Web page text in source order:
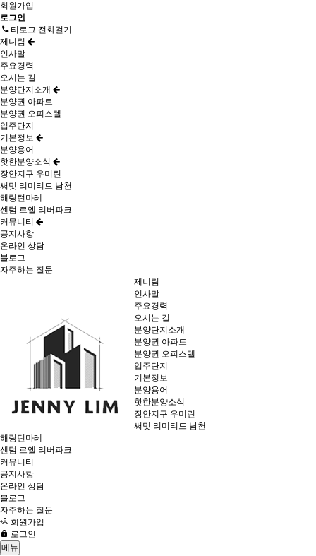
회원가입
로그인
티로그 전화걸기
제니림
인사말
주요경력
오시는 길
분양단지소개
분양권 아파트
분양권 오피스텔
입주단지
기본정보
분양용어
핫한분양소식
장안지구 우미린
써밋 리미티드 남천
해링턴마레
센텀 르엘 리버파크
커뮤니티
공지사항
온라인 상담
블로그
자주하는 질문
제니림
인사말
주요경력
오시는 길
분양단지소개
분양권 아파트
분양권 오피스텔
입주단지
기본정보
분양용어
핫한분양소식
장안지구 우미린
써밋 리미티드 남천
해링턴마레
센텀 르엘 리버파크
커뮤니티
공지사항
온라인 상담
블로그
자주하는 질문
회원가입
로그인
메뉴